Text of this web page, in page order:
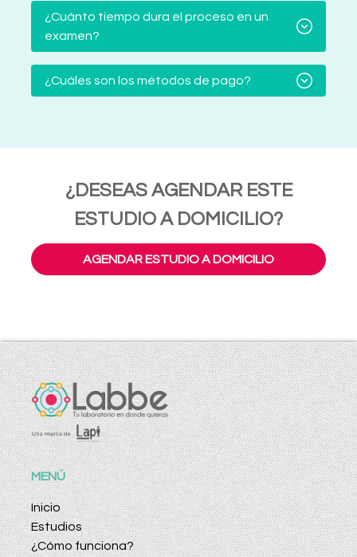
¿Cuánto tiempo dura el proceso en un
examen?
¿Cuáles son los métodos de pago?
¿DESEAS AGENDAR ESTE
ESTUDIO A DOMICILIO?
AGENDAR ESTUDIO A DOMICILIO
MENÚ
Inicio
Estudios
¿Cómo funciona?